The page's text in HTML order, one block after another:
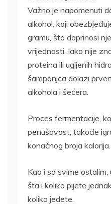
Važno je napomenuti
alkohol, koji
gramu, što doprinosi
vrijednosti. Iako nije
proteina ili ugljenih
šampanjca dolazi
alkohola i šećera.
Proces fermentacije,
penušavost, takođe
konačnog broja kalorija.
Kao i sa svime
šta i koliko pijete
koliko jedete.